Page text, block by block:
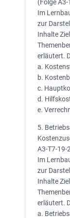
(Folge
Im
zur
Inhalte
erläutert.
a.
b.
c.
d.
e.
5.
A3-T7-19-
Im
zur
Inhalte
erläutert.
a.